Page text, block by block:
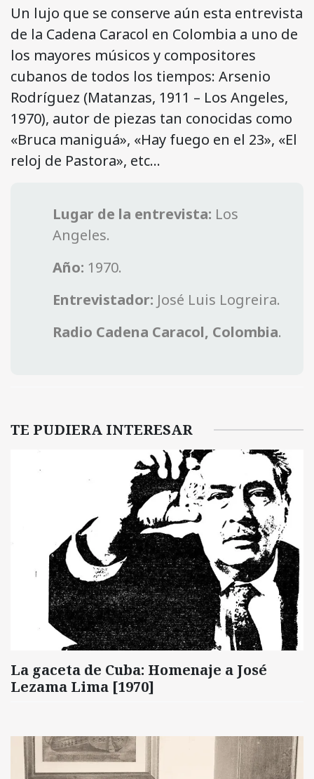
Un lujo que se conserve aún esta entrevista
de la Cadena Caracol en Colombia a uno de
los mayores músicos y compositores
cubanos de todos los tiempos: Arsenio
Rodríguez (Matanzas, 1911 – Los Angeles,
1970), autor de piezas tan conocidas como
«Bruca maniguá», «Hay fuego en el 23», «El
reloj de Pastora», etc…
Lugar de la entrevista: Los
Angeles.
Año: 1970.
Entrevistador: José Luis Logreira.
Radio Cadena Caracol, Colombia.
TE PUDIERA INTERESAR
La gaceta de Cuba: Homenaje a José
Lezama Lima [1970]